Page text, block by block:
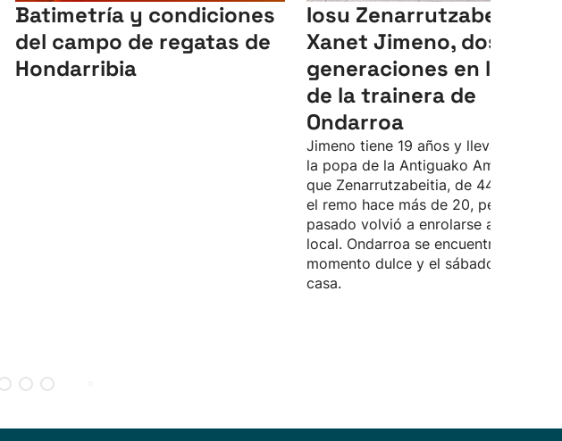
Batimetría y condiciones
del campo de regatas de
Hondarribia
Iosu Zenarrutzabeitia y
Xanet Jimeno, dos
generaciones en la popa
de la trainera de
Ondarroa
Jimeno tiene 19 años y lleva cuatro
la popa de la Antiguako Ama,
que Zenarrutzabeitia, de 44 años,
el remo hace más de 20, pero el año
pasado volvió a enrolarse a la
local. Ondarroa se encuentra en un
momento dulce y el sábado remará
casa.